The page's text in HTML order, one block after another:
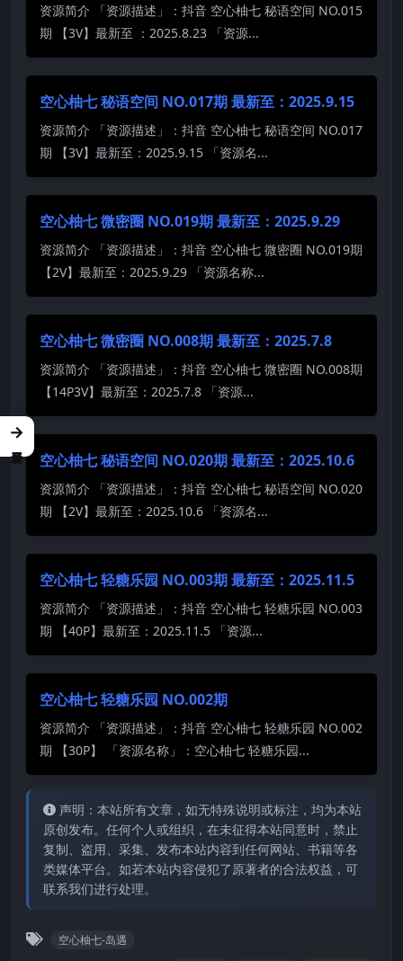
资源简介 「资源描述」：抖音 空心柚七 秘语空间 NO.015
期 【3V】最新至 ：2025.8.23 「资源...
空心柚七 秘语空间 NO.017期 最新至：2025.9.15
资源简介 「资源描述」：抖音 空心柚七 秘语空间 NO.017
期 【3V】最新至：2025.9.15 「资源名...
空心柚七 微密圈 NO.019期 最新至：2025.9.29
资源简介 「资源描述」：抖音 空心柚七 微密圈 NO.019期
【2V】最新至：2025.9.29 「资源名称...
空心柚七 微密圈 NO.008期 最新至：2025.7.8
资源简介 「资源描述」：抖音 空心柚七 微密圈 NO.008期
【14P3V】最新至：2025.7.8 「资源...
空心柚七 秘语空间 NO.020期 最新至：2025.10.6
资源简介 「资源描述」：抖音 空心柚七 秘语空间 NO.020
期 【2V】最新至：2025.10.6 「资源名...
空心柚七 轻糖乐园 NO.003期 最新至：2025.11.5
资源简介 「资源描述」：抖音 空心柚七 轻糖乐园 NO.003
期 【40P】最新至：2025.11.5 「资源...
空心柚七 轻糖乐园 NO.002期
资源简介 「资源描述」：抖音 空心柚七 轻糖乐园 NO.002
期 【30P】 「资源名称」：空心柚七 轻糖乐园...
声明：本站所有文章，如无特殊说明或标注，均为本站
原创发布。任何个人或组织，在未征得本站同意时，禁止
复制、盗用、采集、发布本站内容到任何网站、书籍等各
类媒体平台。如若本站内容侵犯了原著者的合法权益，可
联系我们进行处理。
空心柚七-岛遇
→